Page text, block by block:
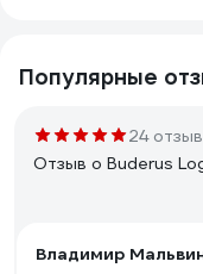
Популярные
24
Отзыв о Buderus
Владимир